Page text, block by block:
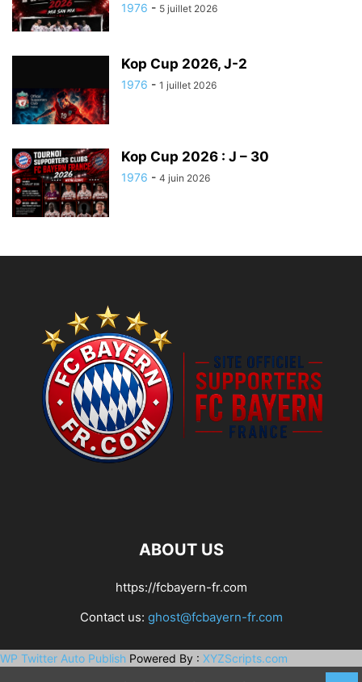
1976 - 5 juillet 2026
Kop Cup 2026, J-2
1976 - 1 juillet 2026
Kop Cup 2026 : J – 30
1976 - 4 juin 2026
ABOUT US
https://fcbayern-fr.com
Contact us: ghost@fcbayern-fr.com
WP Twitter Auto Publish Powered By : XYZScripts.com